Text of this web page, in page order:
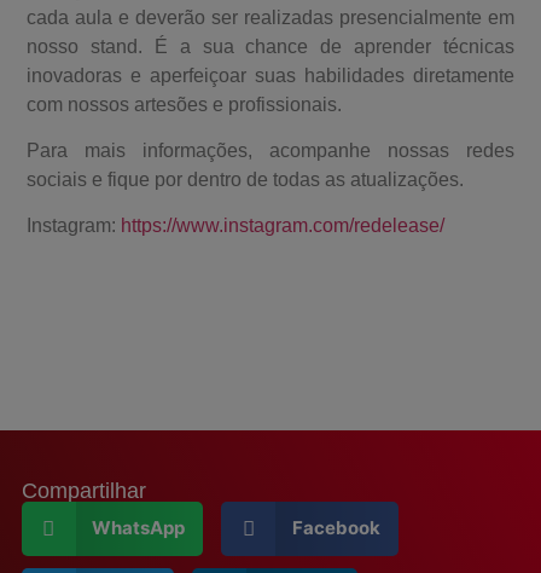
cada aula e deverão ser realizadas presencialmente em
nosso stand. É a sua chance de aprender técnicas
inovadoras e aperfeiçoar suas habilidades diretamente
com nossos artesões e profissionais.
Para mais informações, acompanhe nossas redes
sociais e fique por dentro de todas as atualizações.
Instagram: https://www.instagram.com/redelease/
Compartilhar
WhatsApp Facebook